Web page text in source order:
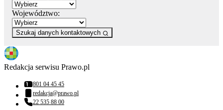
Województwo:
Szukaj danych kontaktowych
Redakcja serwisu Prawo.pl
Numer telefonu:
801 04 45 45
Adres email:
redakcja@prawo.pl
Numer telefonu:
22 535 88 00